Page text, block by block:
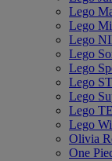
Lego
Lego
Lego
Lego
Lego
Lego
Lego
Lego
Lego
Olivia
One